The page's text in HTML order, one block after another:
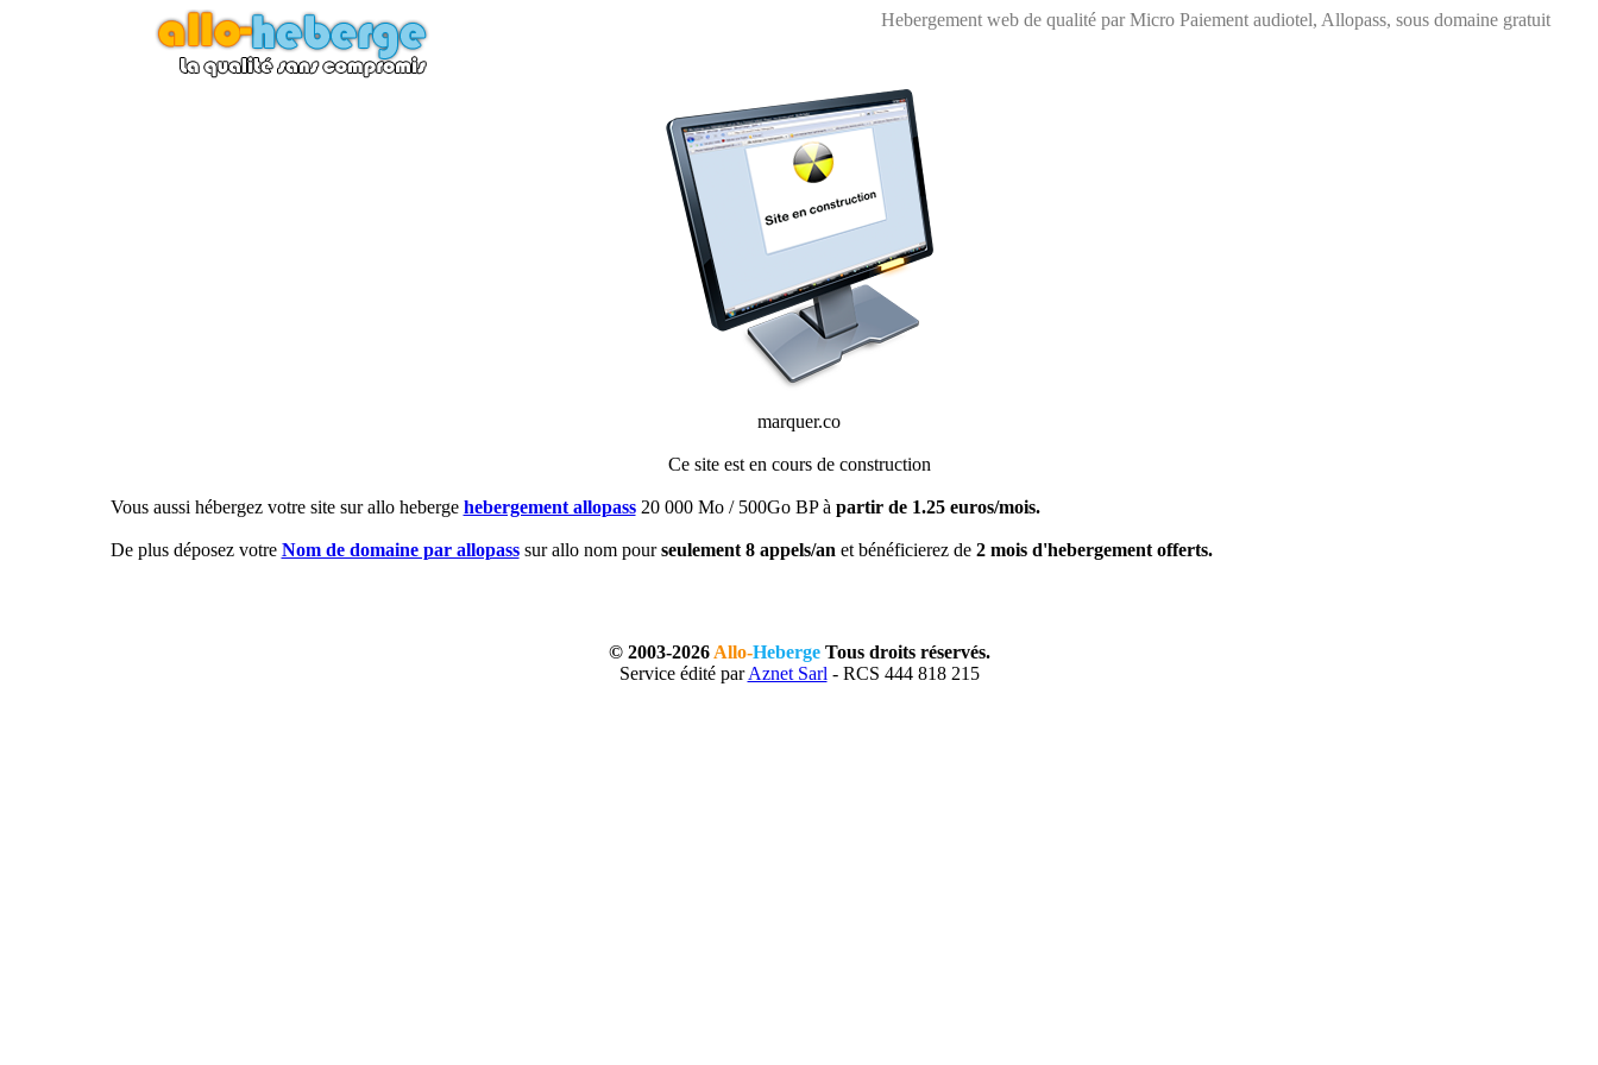
Hebergement web de qualité par Micro Paiement audiotel, Allopass, sous domaine gratuit
marquer.co
Ce site est en cours de construction
Vous aussi hébergez votre site sur allo heberge hebergement allopass20 000 Mo / 500Go BP à partir de 1.25 euros/mois.
De plus déposez votre Nom de domaine par allopasssur allo nom pourseulement 8 appels/an et bénéficierez de 2 mois d'hebergement offerts.
© 2003-2026 Allo-HebergeTous droits réservés.
Service édité parAznet Sarl - RCS 444 818 215